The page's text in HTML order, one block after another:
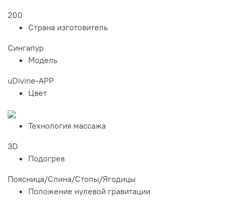
200
Страна изготовитель
Сингапур
Модель
uDivine-APP
Цвет
Технология массажа
3D
Подогрев
Поясница/Спина/Стопы/Ягодицы
Положение нулевой гравитации